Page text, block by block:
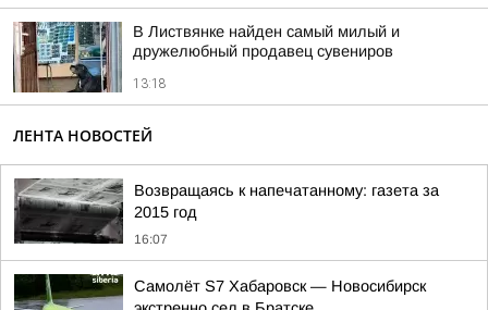
В Листвянке найден самый милый и
дружелюбный продавец сувениров
13:18
ЛЕНТА НОВОСТЕЙ
Возвращаясь к напечатанному: газета за
2015 год
16:07
Самолёт S7 Хабаровск — Новосибирск